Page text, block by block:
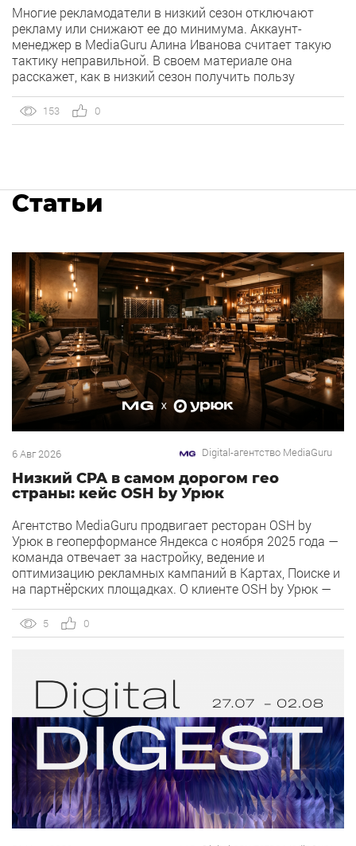
Многие рекламодатели в низкий сезон отключают
рекламу или снижают ее до минимума. Аккаунт-
менеджер в MediaGuru Алина Иванова считает такую
тактику неправильной. В своем материале она
расскажет, как в низкий сезон получить пользу
выкладываясь всего на 20%. Всем понятна работа
рекламы в сезон: грамотное распределение бюджетов,
153 0
Статьи
6 Авг 2026 Digital-агентство MediaGuru
Низкий CPA в самом дорогом гео
страны: кейс OSH by Урюк
Агентство MediaGuru продвигает ресторан OSH by
Урюк в геоперформансе Яндекса с ноября 2025 года —
команда отвечает за настройку, ведение и
оптимизацию рекламных кампаний в Картах, Поиске и
на партнёрских площадках. О клиенте OSH by Урюк —
объединивший концепцию дубайского OSH с сетью
«Урюк». Концепт строится […]
5 0